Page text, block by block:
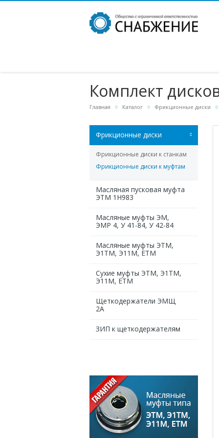
Комплект
Главная Каталог Фрикционные диски
Фрикционные диски
Фрикционные диски к станкам
Фрикционные диски к муфтам
Масляная пусковая муфта
ЭТМ 1Н983
Масляные муфты ЭМ,
ЭМР 4, У 41-84, У 42-84
Масляные муфты ЭТМ,
Э1ТМ, Э11М, ЕТМ
Сухие муфты ЭТМ, Э1ТМ,
Э11М, ЕТМ
Щеткодержатели ЭМЩ
2А
ЗИП к щеткодержателям